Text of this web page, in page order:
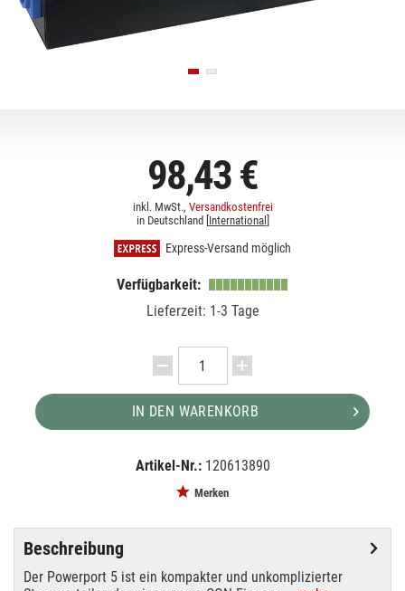
98,43 €
inkl. MwSt., Versandkostenfrei
in Deutschland [ International
Express-Versand möglich
Verfügbarkeit:
Lieferzeit: 1-3 Tage
IN DEN WARENKORB
Artikel-Nr.: 120613890
Merken
Beschreibung
Der Powerport 5 ist ein kompakter und unkomplizierter